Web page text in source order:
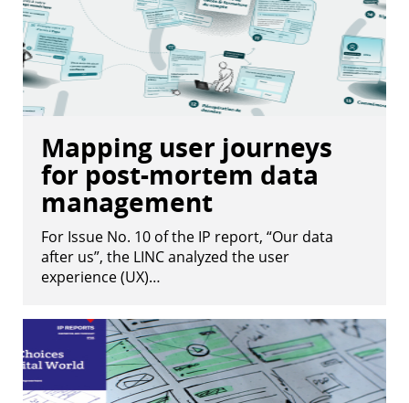
Mapping user journeys
for post-mortem data
management
For Issue No. 10 of the IP report, “Our data
after us”, the LINC analyzed the user
experience (UX)…